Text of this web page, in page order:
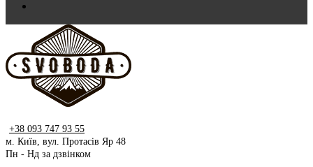
+38 093 747 93 55
м. Київ, вул. Протасів Яр 48
Пн - Нд за дзвінком